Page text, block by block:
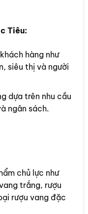
Tiêu:
hàng như
siêu thị và người
dựa trên nhu cầu
ngân sách.
chủ lực như
trắng, rượu
rượu vang đặc